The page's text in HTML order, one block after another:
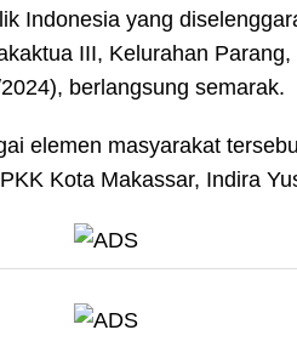
Indonesia yang
III, Kelurahan Parang,
berlangsung semarak.
elemen masyarakat
Kota Makassar, Indira